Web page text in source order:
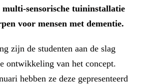
multi-sensorische tuininstallatie
voor mensen met dementie.
zijn de studenten aan de slag
ontwikkeling van het concept.
hebben ze deze gepresenteerd